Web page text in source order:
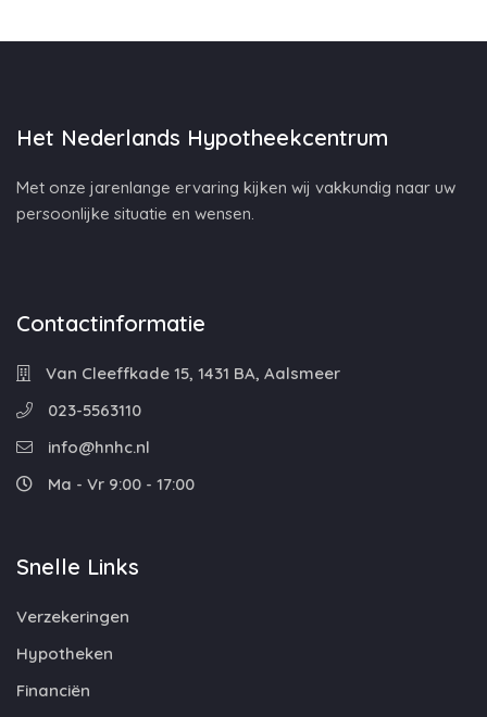
Het Nederlands Hypotheekcentrum
Met onze jarenlange ervaring kijken wij vakkundig naar uw
persoonlijke situatie en wensen.
Contactinformatie
Van Cleeffkade 15, 1431 BA, Aalsmeer
023-5563110
info@hnhc.nl
Ma - Vr 9:00 - 17:00
Snelle Links
Verzekeringen
Hypotheken
Financiën